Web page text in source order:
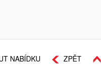
NABÍDKU ZPĚT